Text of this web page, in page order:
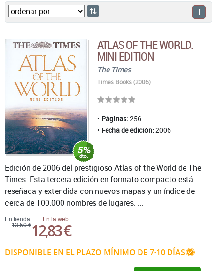
1
ATLAS OF THE WORLD.
MINI EDITION
The Times
Times Books (2006)
Páginas: 256
Fecha de edición: 2006
En tienda:
13,50 €
En la web:
12,83 €
DISPONIBLE EN EL PLAZO MÍNIMO DE 7-10 DÍAS
Edición de 2006 del prestigioso Atlas of the World de The
Times. Esta tercera edición en formato compacto está
reseñada y extendida con nuevos mapas y un índice de
cerca de 100.000 nombres de lugares. ...